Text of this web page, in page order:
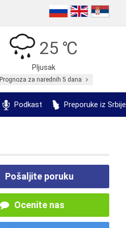
25 ℃
Pljusak
Prognoza za narednih 5 dana
Podkast Preporuke iz Srbije
Pošaljite poruku
Ocenite nas